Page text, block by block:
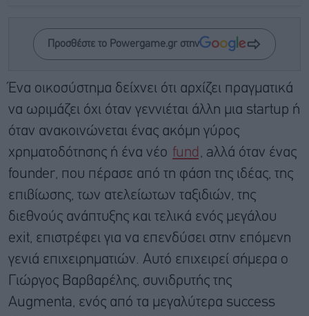
Προσθέστε το Powergame.gr στην
Ένα οικοσύστημα δείχνει ότι αρχίζει πραγματικά
να ωριμάζει όχι όταν γεννιέται άλλη μια startup ή
όταν ανακοινώνεται ένας ακόμη γύρος
χρηματοδότησης ή ένα νέο fund
, aλλά όταν ένας
founder, που πέρασε από τη φάση της ιδέας, της
επιβίωσης, των ατελείωτων ταξιδιών, της
διεθνούς ανάπτυξης και τελικά ενός μεγάλου
exit, επιστρέφει για να επενδύσει στην επόμενη
γενιά επιχειρηματιών. Αυτό επιχειρεί σήμερα ο
Γιώργος Βαρβαρέλης, συνιδρυτής της
Augmenta, ενός από τα μεγαλύτερα success